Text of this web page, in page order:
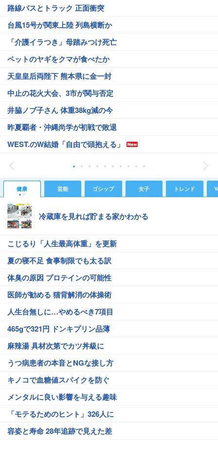
路線バスとトラック 正面衝突
台風15号が関東上陸 列島横断か
「介護イラつき」母踏みつけ死亡
ペットのヤギをクマが食べたか
天皇皇后両陛下 熊本県に金一封
中止の花火大会、3市が関与否定
井脇ノブ子さん 体重38kg減の今
昨夏覇者・沖縄尚学が初戦で敗退
WEST.のW結婚「自由で頭抱える」
健康 芸能 ゴシップ 女子 トレンド
冷蔵庫を見れば貯まる家かわかる
こじるり「人生最高体重」を更新
夏の寝不足 食事制限でも太る訳
体臭の原因 プロテインの可能性
医師が勧める 猫背解消の体操術
人生台無しに…やめるべき7項目
465gで321円 ドンキプリン品薄
麻辣湯 具材次第でカツ丼級に
うつ病患者の本音とNGな接し方
キノコで血糖値スパイクを防ぐ
メンタルに良い影響を与える趣味
「モテるためのヒント」326人に
容姿と寿命 28年追跡で見えた差